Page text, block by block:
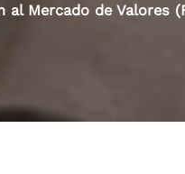
al Mercado de Valores